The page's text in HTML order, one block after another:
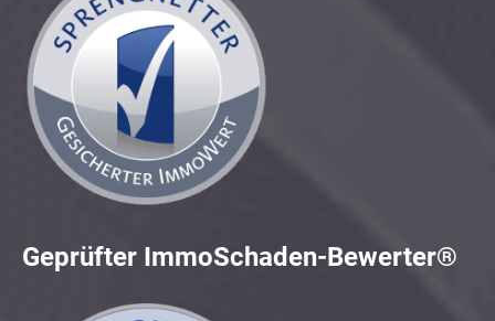
Geprüfter ImmoSchaden-Bewerter®